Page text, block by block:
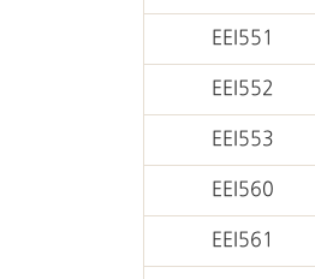
EEI551
EEI552
EEI553
EEI560
EEI561